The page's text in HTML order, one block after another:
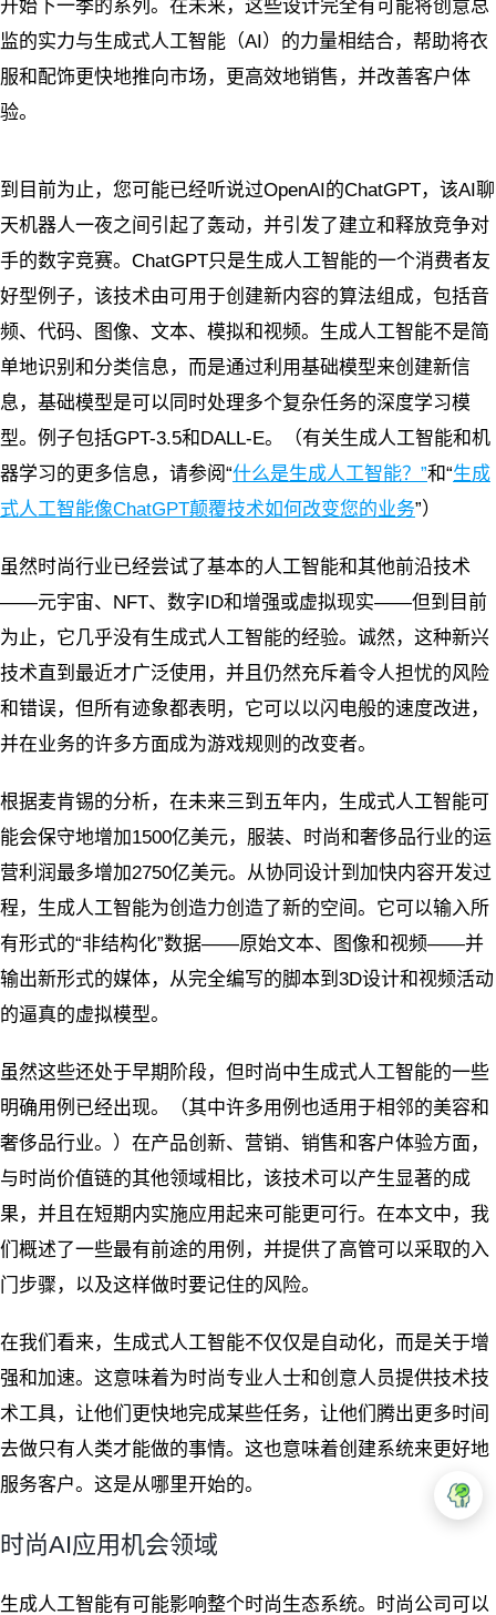
开始下一季的系列。在未来，这些设计完全有可能将创意总
监的实力与生成式人工智能（AI）的力量相结合，帮助将衣
服和配饰更快地推向市场，更高效地销售，并改善客户体
验。
到目前为止，您可能已经听说过OpenAI的ChatGPT，该AI聊
天机器人一夜之间引起了轰动，并引发了建立和释放竞争对
手的数字竞赛。ChatGPT只是生成人工智能的一个消费者友
好型例子，该技术由可用于创建新内容的算法组成，包括音
频、代码、图像、文本、模拟和视频。生成人工智能不是简
单地识别和分类信息，而是通过利用基础模型来创建新信
息，基础模型是可以同时处理多个复杂任务的深度学习模
型。例子包括GPT-3.5和DALL-E。（有关生成人工智能和机
器学习的更多信息，请参阅“什么是生成人工智能？ ”和“生成
式人工智能像ChatGPT颠覆技术如何改变您的业务”）
虽然时尚行业已经尝试了基本的人工智能和其他前沿技术
——元宇宙、NFT、数字ID和增强或虚拟现实——但到目前
为止，它几乎没有生成式人工智能的经验。诚然，这种新兴
技术直到最近才广泛使用，并且仍然充斥着令人担忧的风险
和错误，但所有迹象都表明，它可以以闪电般的速度改进，
并在业务的许多方面成为游戏规则的改变者。
根据麦肯锡的分析，在未来三到五年内，生成式人工智能可
能会保守地增加1500亿美元，服装、时尚和奢侈品行业的运
营利润最多增加2750亿美元。从协同设计到加快内容开发过
程，生成人工智能为创造力创造了新的空间。它可以输入所
有形式的“非结构化”数据——原始文本、图像和视频——并
输出新形式的媒体，从完全编写的脚本到3D设计和视频活动
的逼真的虚拟模型。
虽然这些还处于早期阶段，但时尚中生成式人工智能的一些
明确用例已经出现。（其中许多用例也适用于相邻的美容和
奢侈品行业。）在产品创新、营销、销售和客户体验方面，
与时尚价值链的其他领域相比，该技术可以产生显著的成
果，并且在短期内实施应用起来可能更可行。在本文中，我
们概述了一些最有前途的用例，并提供了高管可以采取的入
门步骤，以及这样做时要记住的风险。
在我们看来，生成式人工智能不仅仅是自动化，而是关于增
强和加速。这意味着为时尚专业人士和创意人员提供技术技
术工具，让他们更快地完成某些任务，让他们腾出更多时间
去做只有人类才能做的事情。这也意味着创建系统来更好地
服务客户。这是从哪里开始的。
时尚AI应用机会领域
生成人工智能有可能影响整个时尚生态系统。时尚公司可以